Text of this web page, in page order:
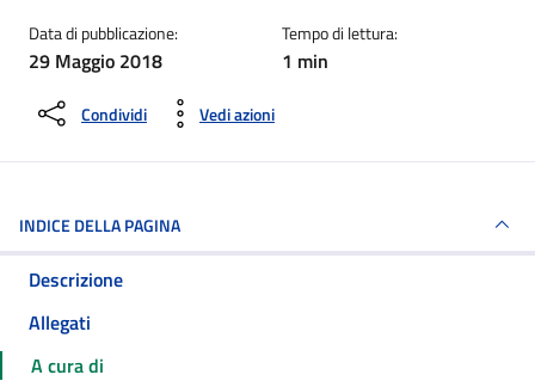
Data di pubblicazione:
29 Maggio 2018
Tempo di lettura:
1 min
Condividi Vedi azioni
INDICE DELLA PAGINA
Descrizione
Allegati
A cura di